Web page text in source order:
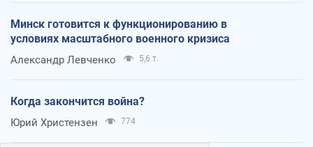
Минск готовится к функционированию в
условиях масштабного военного кризиса
Александр Левченко 5,6 т.
Когда закончится война?
Юрий Христензен 774